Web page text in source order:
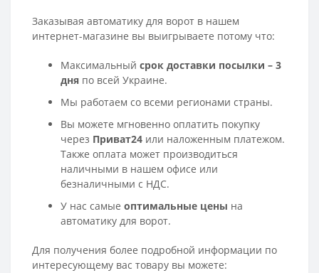
Заказывая автоматику для ворот в нашем
интернет-магазине вы выигрываете потому что:
Максимальный срок доставки посылки – 3
дня по всей Украине.
Мы работаем со всеми регионами страны.
Вы можете мгновенно оплатить покупку
через Приват24 или наложенным платежом.
Также оплата может производиться
наличными в нашем офисе или
безналичными с НДС.
У нас самые оптимальные цены на
автоматику для ворот.
Для получения более подробной информации по
интересующему вас товару вы можете: